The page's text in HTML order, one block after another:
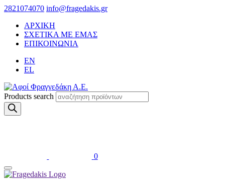
2821074070 info@fragedakis.gr
ΑΡΧΙΚΗ
ΣΧΕΤΙΚΑ ΜΕ ΕΜΑΣ
ΕΠΙΚΟΙΝΩΝΙΑ
EN
EL
Products search
0